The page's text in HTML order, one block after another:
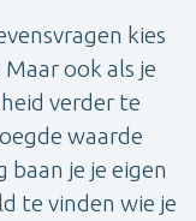
kies
ook als je
verder te
waarde
baan je je eigen
te vinden wie je